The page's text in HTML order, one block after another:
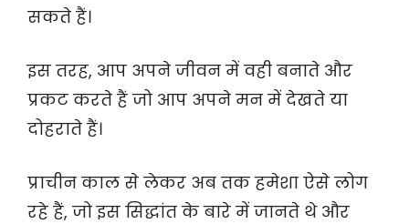
सकते हैं।
इस तरह, आप अपने जीवन में वही बनाते और
प्रकट करते हैं जो आप अपने मन में देखते या
दोहराते हैं।
प्राचीन काल से लेकर अब तक हमेशा ऐसे लोग
रहे हैं, जो इस सिद्धांत के बारे में जानते थे और